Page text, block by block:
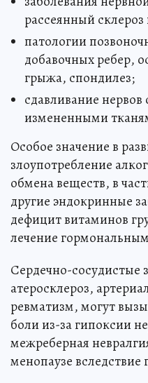
рассеянный
патологии
добавочных ребер,
грыжа, спондилез;
сдавливание
измененными
Особое значение в
злоупотребление
обмена веществ, в
другие эндокринные
дефицит витаминов
лечение
Сердечно-сосудистые
атеросклероз,
ревматизм, могут
боли из-за гипоксии
межреберная
менопаузе